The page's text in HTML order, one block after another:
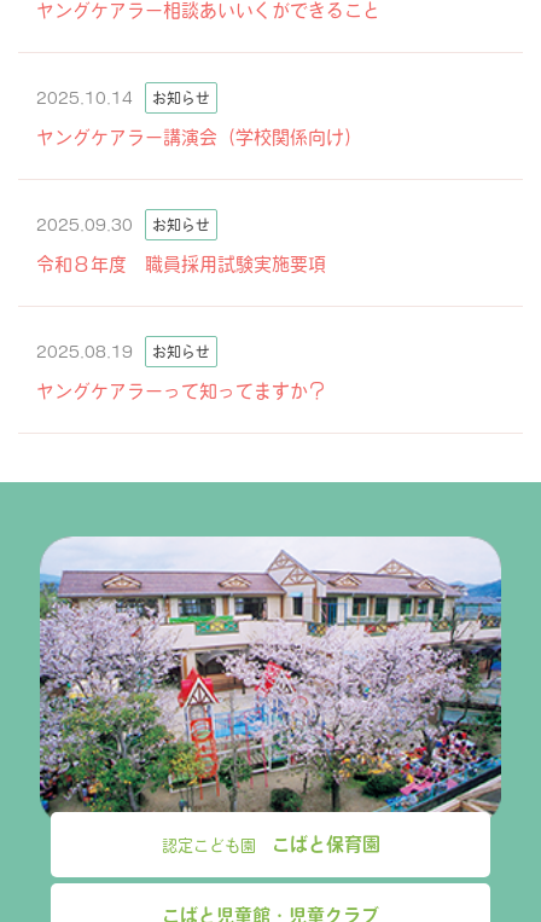
ヤングケアラー相談あいいくができること
2025.10.14 お知らせ
ヤングケアラー講演会（学校関係向け）
2025.09.30 お知らせ
令和８年度 職員採用試験実施要項
2025.08.19 お知らせ
ヤングケアラーって知ってますか？
認定こども園 こばと保育園
こばと児童館・児童クラブ